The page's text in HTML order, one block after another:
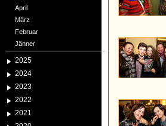
April
März
Februar
Jänner
2025
2024
2023
2022
2021